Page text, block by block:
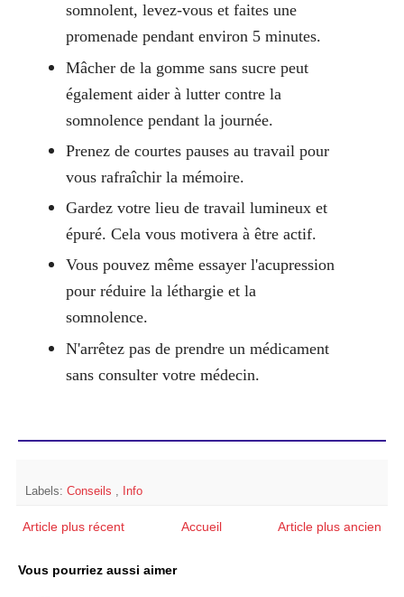
somnolent, levez-vous et faites une
promenade pendant environ 5 minutes.
Mâcher de la gomme sans sucre peut
également aider à lutter contre la
somnolence pendant la journée.
Prenez de courtes pauses au travail pour
vous rafraîchir la mémoire.
Gardez votre lieu de travail lumineux et
épuré. Cela vous motivera à être actif.
Vous pouvez même essayer l'acupression
pour réduire la léthargie et la
somnolence.
N'arrêtez pas de prendre un médicament
sans consulter votre médecin.
Labels: Conseils , Info
Article plus récent Article plus ancien
Accueil
Vous pourriez aussi aimer